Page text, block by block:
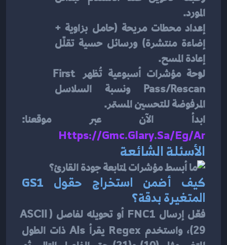
المورد.
إعادة المسح.
لوحة مؤشرات أسبوعية تُظهر First
المرفوضة للتحسين المستمر.
ابدأ الآن عبر موقعنا:
Https://gmc.glary.sa/eg/ar
الأسئلة الشائعة
المتغيرة بدقة؟
فعّل إرسال FNC1 أو تحويله لفاصل (ASCII
29)، واستخدم Regex